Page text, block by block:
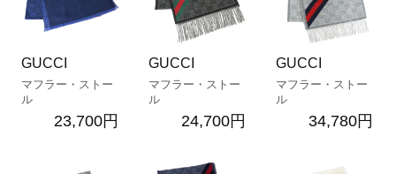
GUCCI
マフラー・ストー
ル
23,700円
GUCCI
マフラー・ストー
ル
24,700円
GUCCI
マフラー・ストー
ル
34,780円